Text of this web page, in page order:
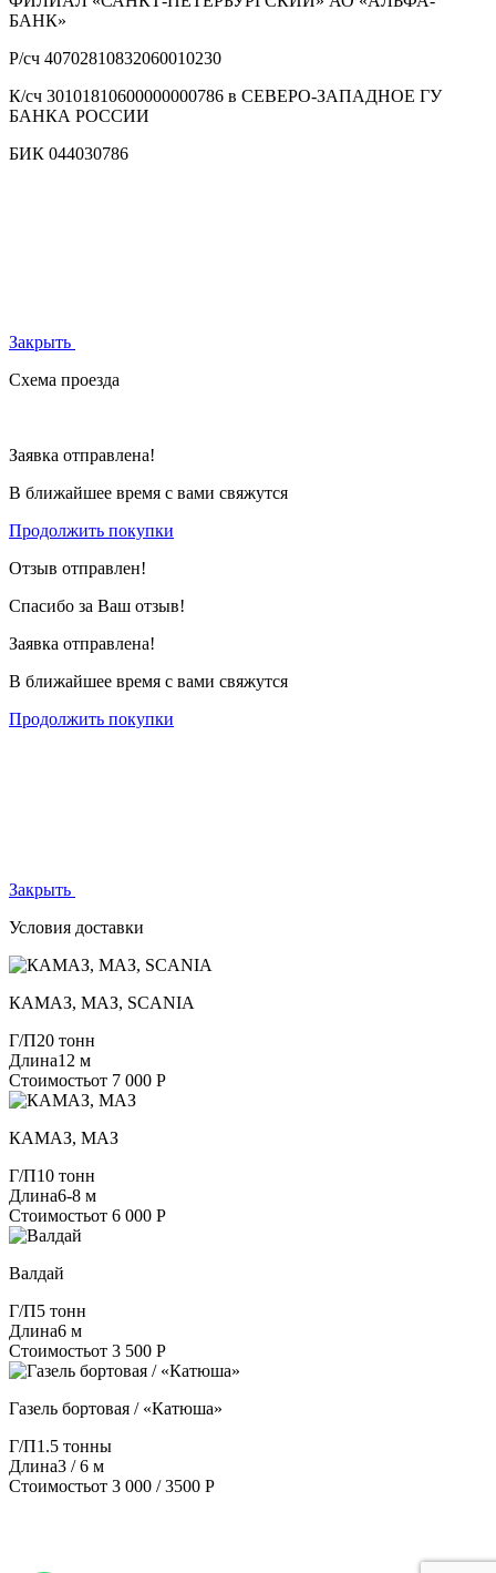
БАНК»
Р/сч 40702810832060010230
К/сч 30101810600000000786 в СЕВЕРО-ЗАПАДНОЕ ГУ
БАНКА РОССИИ
БИК 044030786
Закрыть
Схема проезда
Заявка отправлена!
В ближайшее время с вами свяжутся
Продолжить покупки
Отзыв отправлен!
Спасибо за Ваш отзыв!
Заявка отправлена!
В ближайшее время с вами свяжутся
Продолжить покупки
Закрыть
Условия доставки
КАМАЗ, МАЗ, SCANIA
Г/П20 тонн
Длина12 м
Стоимостьот 7 000 Р
КАМАЗ, МАЗ
Г/П10 тонн
Длина6-8 м
Стоимостьот 6 000 Р
Валдай
Г/П5 тонн
Длина6 м
Стоимостьот 3 500 Р
Газель бортовая / «Катюша»
Г/П1.5 тонны
Длина3 / 6 м
Стоимостьот 3 000 / 3500 Р